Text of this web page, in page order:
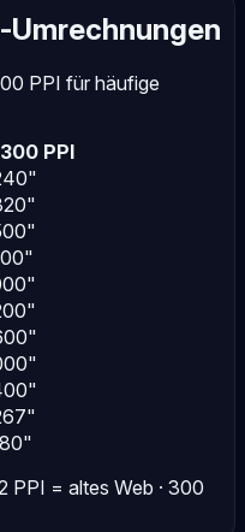
PPI für häufige
PPI
PPI = altes Web · 300